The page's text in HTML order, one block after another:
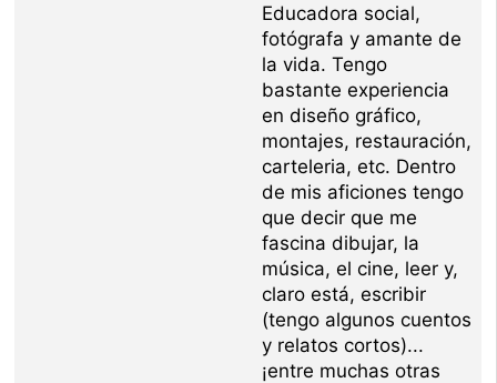
Educadora social,
fotógrafa y amante de
la vida. Tengo
bastante experiencia
en diseño gráfico,
montajes, restauración,
carteleria, etc. Dentro
de mis aficiones tengo
que decir que me
fascina dibujar, la
música, el cine, leer y,
claro está, escribir
(tengo algunos cuentos
y relatos cortos)...
¡entre muchas otras